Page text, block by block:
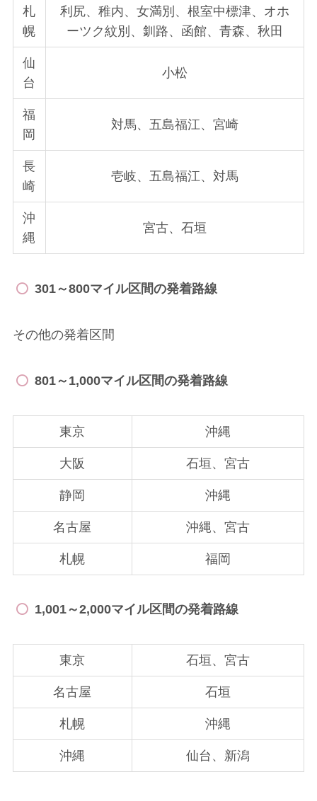
札
幌
利尻、稚内、女満別、根室中標津、オホ
ーツク紋別、釧路、函館、青森、秋田
仙
台
小松
福
岡
対馬、五島福江、宮崎
長
崎
壱岐、五島福江、対馬
沖
縄
宮古、石垣
301～800マイル区間の発着路線
その他の発着区間
801～1,000マイル区間の発着路線
東京 沖縄
大阪 石垣、宮古
静岡 沖縄
名古屋 沖縄、宮古
札幌 福岡
1,001～2,000マイル区間の発着路線
東京 石垣、宮古
名古屋 石垣
札幌 沖縄
沖縄 仙台、新潟